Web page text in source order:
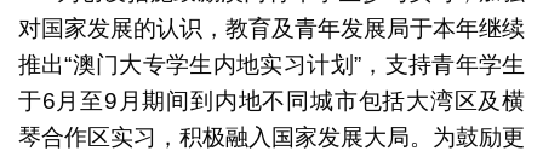
对国家发展的认识，教育及青年发展局于本年继续
推出“澳门大专学生内地实习计划”，支持青年学生
于6月至9月期间到内地不同城市包括大湾区及横
琴合作区实习，积极融入国家发展大局。为鼓励更